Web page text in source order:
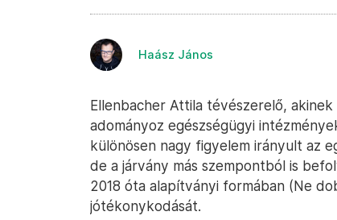
Haász János
Ellenbacher Attila tévészerelő,
adományoz egészségügyi
különösen nagy figyelem irányult az
de a járvány más szempontból is
2018 óta alapítványi formában (Ne
jótékonykodását.